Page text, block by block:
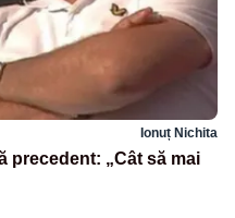
Ionuț Nichita
precedent: „Cât să mai